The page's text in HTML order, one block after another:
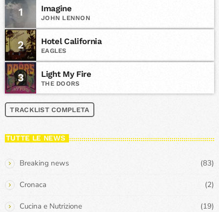
1 Imagine
JOHN LENNON
2 Hotel California
EAGLES
3 Light My Fire
THE DOORS
TRACKLIST COMPLETA
TUTTE LE NEWS
Breaking news (83)
Cronaca (2)
Cucina e Nutrizione (19)